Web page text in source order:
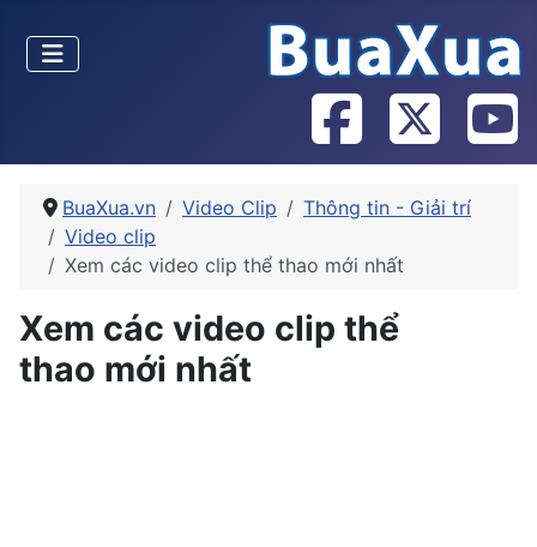
BuaXua.vn Video Clip
Thông tin - Giải trí
Video clip
Xem các video clip thể thao mới nhất
Xem các video clip thể
thao mới nhất